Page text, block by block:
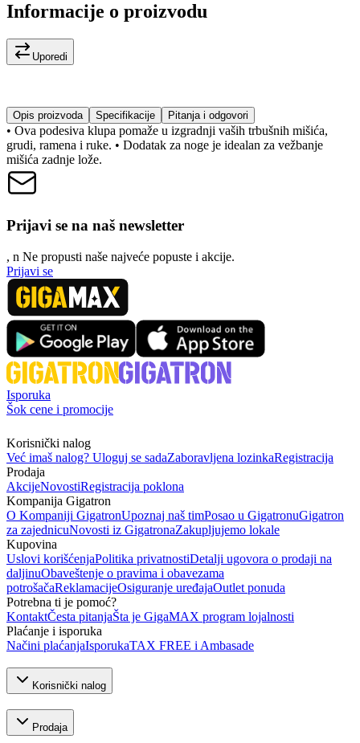
Informacije o proizvodu
Uporedi
Opis proizvoda Specifikacije Pitanja i odgovori
• Ova podesiva klupa pomaže u izgradnji vaših trbušnih mišića,
grudi, ramena i ruke. • Dodatak za noge je idealan za vežbanje
mišića zadnje lože.
Prijavi se na naš newsletter
, n Ne propusti naše najveće popuste i akcije.
Prijavi se
Isporuka
Šok cene i promocije
Korisnički nalog
Već imaš nalog? Uloguj se sadaZaboravljena lozinkaRegistracija
Prodaja
AkcijeNovostiRegistracija poklona
Kompanija Gigatron
O Kompaniji GigatronUpoznaj naš timPosao u GigatronuGigatron
za zajednicuNovosti iz GigatronaZakupljujemo lokale
Kupovina
Uslovi korišćenjaPolitika privatnostiDetalji ugovora o prodaji na
daljinuObaveštenje o pravima i obavezama
potrošačaReklamacijeOsiguranje uređajaOutlet ponuda
Potrebna ti je pomoć?
KontaktČesta pitanjaŠta je GigaMAX program lojalnosti
Plaćanje i isporuka
Načini plaćanjaIsporukaTAX FREE i Ambasade
Korisnički nalog
Prodaja